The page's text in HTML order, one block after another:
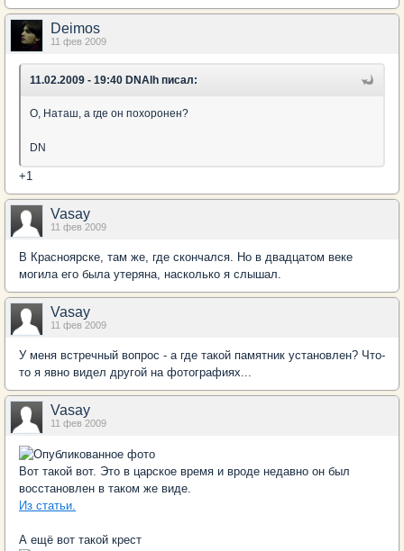
Deimos
11 фев 2009
11.02.2009 - 19:40 DNAlh писал:
О, Наташ, а где он похоронен?
DN
+1
Vasay
11 фев 2009
В Красноярске, там же, где скончался. Но в двадцатом веке
могила его была утеряна, насколько я слышал.
Vasay
11 фев 2009
У меня встречный вопрос - а где такой памятник установлен? Что-
то я явно видел другой на фотографиях...
Vasay
11 фев 2009
Вот такой вот. Это в царское время и вроде недавно он был
восстановлен в таком же виде.
Из статьи.
А ещё вот такой крест